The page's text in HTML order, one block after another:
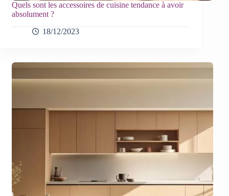
Quels sont les accessoires de cuisine tendance à avoir
absolument ?
18/12/2023